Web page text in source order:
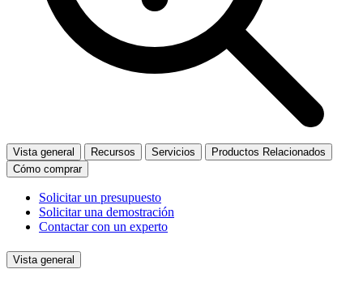
Vista general Recursos Servicios
Productos Relacionados
Cómo comprar
Solicitar un presupuesto
Solicitar una demostración
Contactar con un experto
Vista general